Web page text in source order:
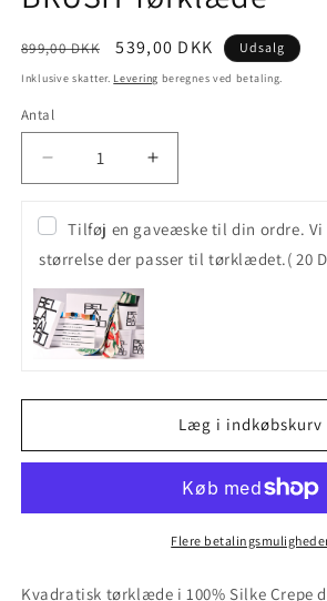
Normalpris
899,00 DKK Udsalgspris
539,00 DKK Udsalg
Inklusive skatter. Levering beregnes ved betaling.
Antal
Antal
Reducer
antallet
for
BRUSH
Tørklæde
Øg
antallet
BRUSH
Tørklæde
Tilføj en gaveæske til din ordre. Vi
størrelse der passer til tørklædet.( 20
Læg i indkøbskurv
Flere
Kvadratisk tørklæde i 100% Silke Crepe